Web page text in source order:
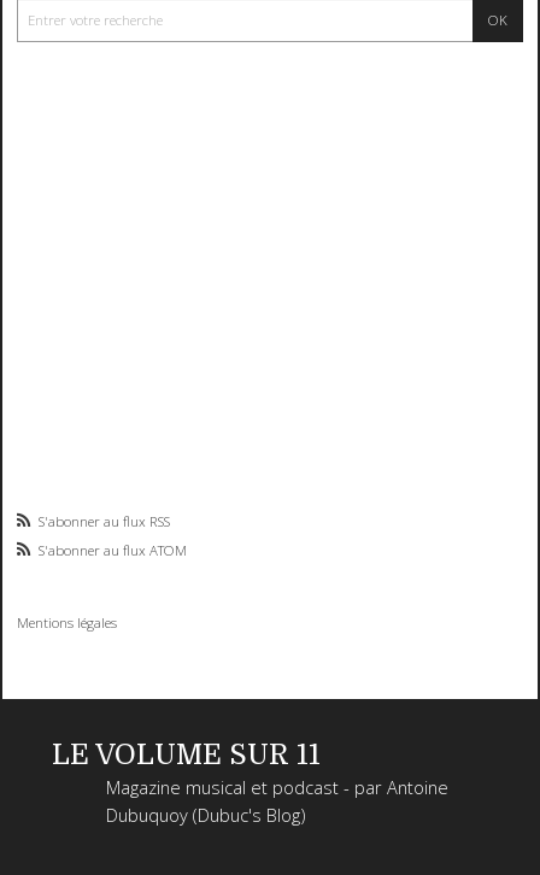
S'abonner au flux RSS
S'abonner au flux ATOM
Mentions légales
LE VOLUME SUR 11
Magazine musical et podcast - par Antoine
Dubuquoy (Dubuc's Blog)